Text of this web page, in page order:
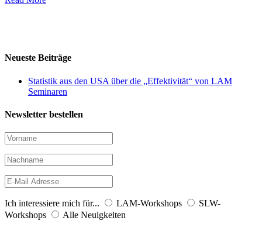
Neueste Beiträge
Statistik aus den USA über die „Effektivität“ von LAM
Seminaren
Newsletter bestellen
Ich interessiere mich für... LAM-Workshops
SLW-
Workshops
Alle Neuigkeiten